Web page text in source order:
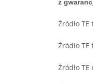
z
Źródło
Źródło
Źródło